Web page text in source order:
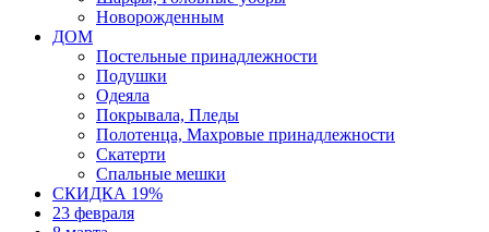
Новорожденным
ДОМ
Постельные принадлежности
Подушки
Одеяла
Покрывала, Пледы
Полотенца, Махровые принадлежности
Скатерти
Спальные мешки
СКИДКА 19%
23 февраля